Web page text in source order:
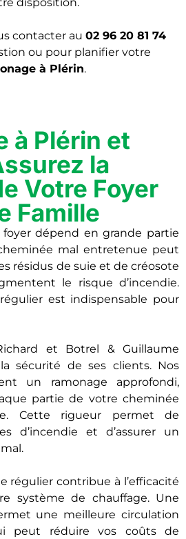
contacter au 02 96 20 81 74
ou pour planifier votre
à Plérin.
à Plérin et
la
Votre Foyer
Famille
dépend en grande partie
mal entretenue peut
résidus de suie et de créosote
le risque d’incendie.
est indispensable pour
et Botrel & Guillaume
sécurité de ses clients. Nos
un ramonage approfondi,
partie de votre cheminée
Cette rigueur permet de
d’incendie et d’assurer un
régulier contribue à l’efficacité
système de chauffage. Une
une meilleure circulation
peut réduire vos coûts de